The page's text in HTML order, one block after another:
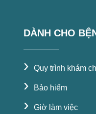
DÀNH CHO
› Quy trình khám
› Bảo hiểm
› Giờ làm việc